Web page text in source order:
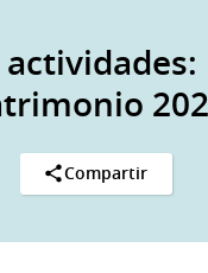
Compartir